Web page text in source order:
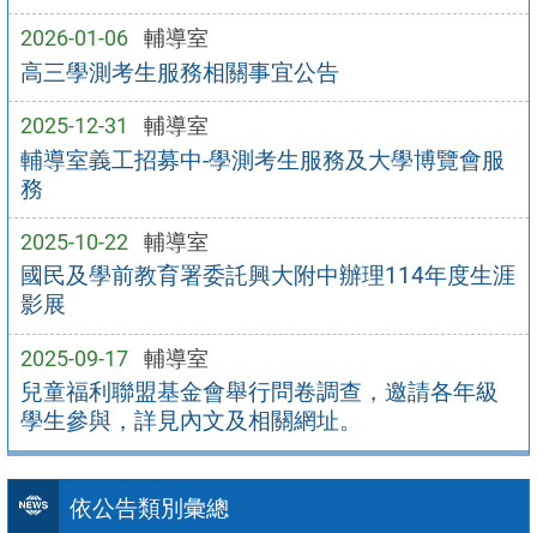
2026-01-06 輔導室
高三學測考生服務相關事宜公告
2025-12-31 輔導室
輔導室義工招募中-學測考生服務及大學博覽會服
務
2025-10-22 輔導室
國民及學前教育署委託興大附中辦理114年度生涯
影展
2025-09-17 輔導室
兒童福利聯盟基金會舉行問卷調查，邀請各年級
學生參與，詳見內文及相關網址。
依公告類別彙總